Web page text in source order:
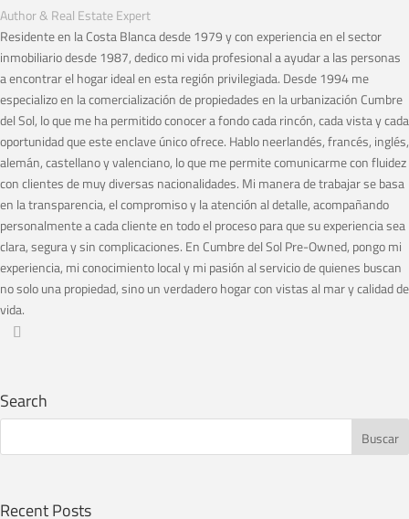
Author & Real Estate Expert
Residente en la Costa Blanca desde 1979 y con experiencia en el sector
inmobiliario desde 1987, dedico mi vida profesional a ayudar a las personas
a encontrar el hogar ideal en esta región privilegiada. Desde 1994 me
especializo en la comercialización de propiedades en la urbanización Cumbre
del Sol, lo que me ha permitido conocer a fondo cada rincón, cada vista y cada
oportunidad que este enclave único ofrece. Hablo neerlandés, francés, inglés,
alemán, castellano y valenciano, lo que me permite comunicarme con fluidez
con clientes de muy diversas nacionalidades. Mi manera de trabajar se basa
en la transparencia, el compromiso y la atención al detalle, acompañando
personalmente a cada cliente en todo el proceso para que su experiencia sea
clara, segura y sin complicaciones. En Cumbre del Sol Pre-Owned, pongo mi
experiencia, mi conocimiento local y mi pasión al servicio de quienes buscan
no solo una propiedad, sino un verdadero hogar con vistas al mar y calidad de
vida.
Search
Recent Posts